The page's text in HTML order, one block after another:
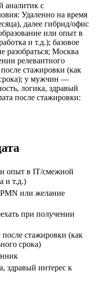
аналитик с
Удаленно на время
далее гибрид/офис
или опыт в
и т.д.); базовое
Москва
релевантного
стажировки (как
у мужчин —
логика, здравый
после стажировки:
опыт в IT/смежной
и т.д.)
или желание
при получении
после стажировки (как
срока)
здравый интерес к